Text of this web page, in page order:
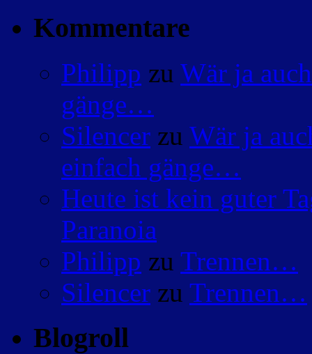
Kommentare
Philipp zu Wär ja
gänge…
Silencer zu Wär ja
einfach gänge…
Heute ist kein guter
Paranoia
Philipp zu Trennen…
Silencer zu Trennen…
Blogroll